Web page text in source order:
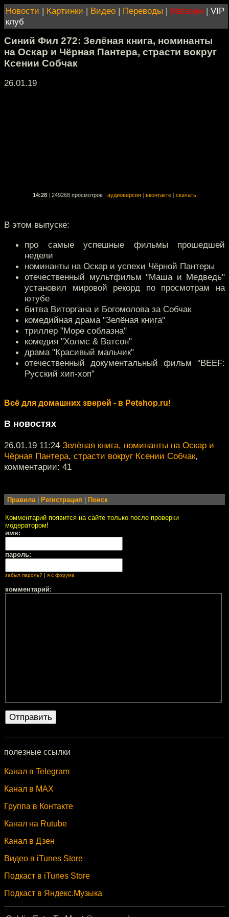
Новости | Картинки | Видео | Переводы | Магазин | VIP
клуб
Синий Фил 272: Зелёная книга, номинанты
на Оскар и Чёрная Пантера, страсти вокруг
Ксении Собчак
26.01.19
14:28 249268 просмотров аудиоверсия вконтакте скачать
В этом выпуске:
про самые успешные фильмы прошедшей
недели
номинанты на Оскар и успехи Чёрной Пантеры
отечественный мультфильм "Маша и Медведь"
установил мировой рекорд по просмотрам на
ютубе
битва Виторгана и Богомолова за Собчак
комедийная драма "Зелёная книга"
триллер "Море соблазна"
комедия "Холмс & Ватсон"
драма "Красивый мальчик"
отечественный документальный фильм "BEEF:
Русский хип-хоп"
Всё для домашних зверей - в Petshop.ru!
В новостях
26.01.19 11:24 Зелёная книга, номинанты на Оскар и
Чёрная Пантера, страсти вокруг Ксении Собчак,
комментарии: 41
Правила| Регистрация Поиск
Комментарий появится на сайте только после проверки
модератором!
имя:
пароль:
забыл пароль? | я с форума
комментарий:
полезные ссылки
Канал в Telegram
Канал в MAX
Группа в Контакте
Канал на Rutube
Канал в Дзен
Видео в iTunes Store
Подкаст в iTunes Store
Подкаст в Яндекс.Музыка